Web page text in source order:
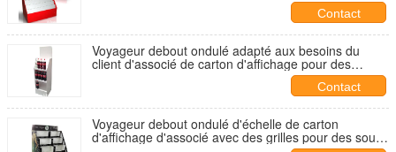
Contact
Voyageur debout ondulé adapté aux besoins du
client d'associé de carton d'affichage pour des
Contact
Voyageur debout ondulé d'échelle de carton
d'affichage d'associé avec des grilles pour des sous-